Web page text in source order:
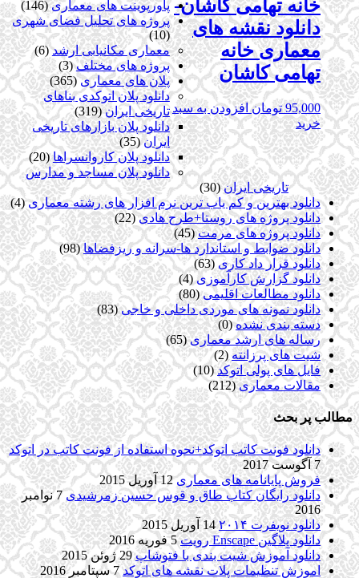
خانه تهامی کاشان-
دانلود نقشه های
معماری خانه
تهامی کاشان
95,000 تومان افزودن به سبد
خرید
پاورپوینت های معماری (146)
پروژه های تحلیل فضای شهری
(10)
معماری مکانیابی ارشد (6)
پروژه های مختلف (3)
پلان های معماری (365)
دانلود پلان اتوکدی بناهای
تاریخی ایران (319)
دانلود پلان بازارهای تاریخی
ایران (35)
دانلود پلان کاروانسراها (20)
دانلود پلان مساجد و مدارس
تاریخی ایران (30)
دانلود بهترین و کم یاب ترین نرم افزار های رشته معماری (4)
دانلود پروژه های روستا+طرح هادی (22)
دانلود پروژه های مرمت (45)
دانلود ضوابط و استاندارد ها-سرانه و ریزفضاها (98)
دانلود قرار داد کاری (63)
دانلود گزارش کارآموزی (4)
دانلود مطالعات اقلیمی (80)
دانلود نمونه های موردی داخلی و خاجی (83)
دسته بندی نشده (0)
رساله های ارشد معماری (65)
شیت های پرزانته (2)
فایل های پولی اتوکد (10)
مقالات معماری (212)
مطالب پر بحث
دانلود فونت کاتب اتوکد+نحوه استفاده از فونت کاتب در اتوکد
7 آگوست 2017
فروش پایانامه های معماری 12 آوریل 2015
دانلود رایگان کتاب طاق و قوس حسین زمرشیدی
7 نوامبر
2016
دانلود نویفرت ۲۰۱۴
14 آوریل 2015
دانلود پلاگین Enscape رویت
5 فوریه 2016
دانلود آموزش شیت بندی با فتوشاپ 29 ژوئن 2015
اموزش تنظیمات پلات نقشه های اتوکد 7 سپتامبر 2016